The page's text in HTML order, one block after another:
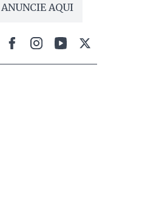
ANUNCIE AQUI